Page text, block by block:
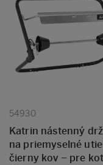
54930
Katrin nástenný
na priemyselné
čierny kov – pre